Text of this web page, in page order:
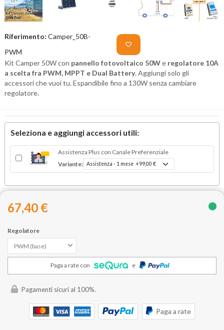
Riferimento: Camper_50B-
PWM
Kit Camper 50W con pannello fotovoltaico 50We regolatore 10A
a scelta fra PWM, MPPT e Dual Battery. Aggiungi solo gli
accessori che vuoi tu. Espandibile fino a 130W senza cambiare
regolatore.
Seleziona e aggiungi accessori utili:
Assistenza Plus con Canale Preferenziale
Variante:
67,40 €
Regolatore
Paga a rate con e
Pagamenti sicuri al 100%.
Paga a rate